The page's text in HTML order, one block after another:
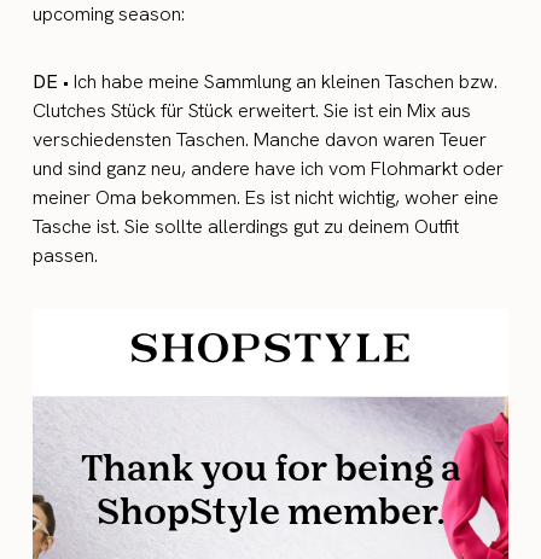
upcoming season:
DE • Ich habe meine Sammlung an kleinen Taschen bzw.
Clutches Stück für Stück erweitert. Sie ist ein Mix aus
verschiedensten Taschen. Manche davon waren Teuer
und sind ganz neu, andere have ich vom Flohmarkt oder
meiner Oma bekommen. Es ist nicht wichtig, woher eine
Tasche ist. Sie sollte allerdings gut zu deinem Outfit
passen.